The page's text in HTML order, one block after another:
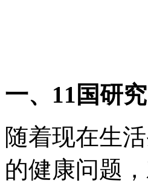
一、11国研
随着现在生
的健康问题